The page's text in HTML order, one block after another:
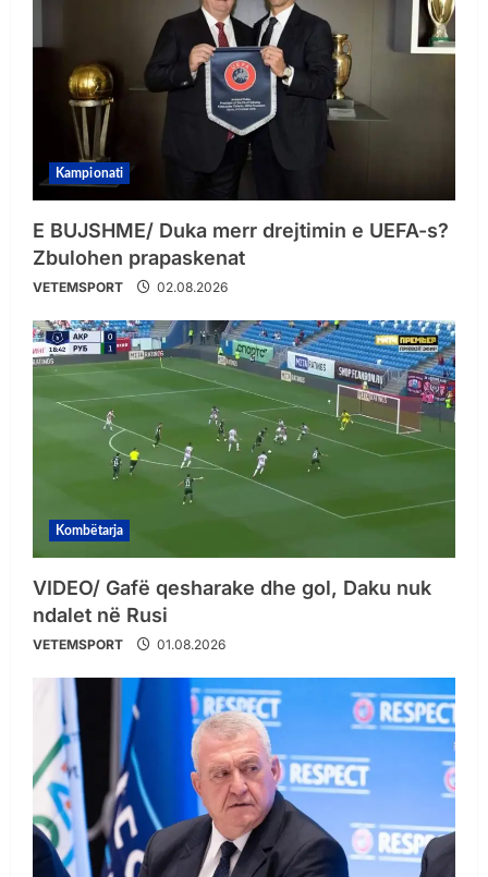
Kampionati
E BUJSHME/ Duka merr drejtimin e UEFA-s?
Zbulohen prapaskenat
VETEMSPORT 02.08.2026
Kombëtarja
VIDEO/ Gafë qesharake dhe gol, Daku nuk
ndalet në Rusi
VETEMSPORT 01.08.2026